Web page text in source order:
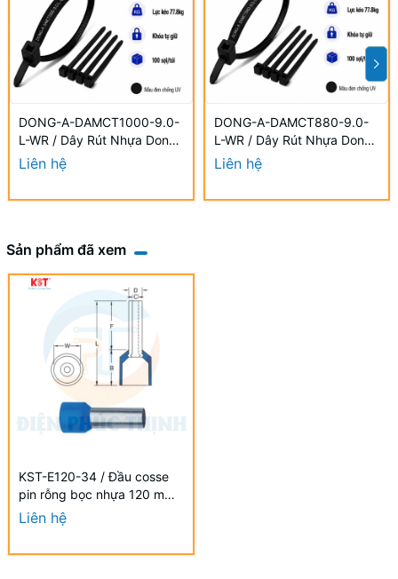
DONG-A-DAMCT1000-9.0-
L-WR / Dây Rút Nhựa Dong-
A 9.0×1000mm Chống UV
Liên hệ
DONG-A-DAMCT880-9.0-
L-WR / Dây Rút Nhựa Dong-
A 9.0×880mm Chống UV
Liên hệ
Sản phẩm đã xem
KST-E120-34 / Đầu cosse
pin rỗng bọc nhựa 120 mm2
- NYLON-INSULATED
CORD END TERMINALS (E
Liên hệ